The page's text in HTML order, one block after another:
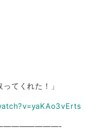
てくれた！」